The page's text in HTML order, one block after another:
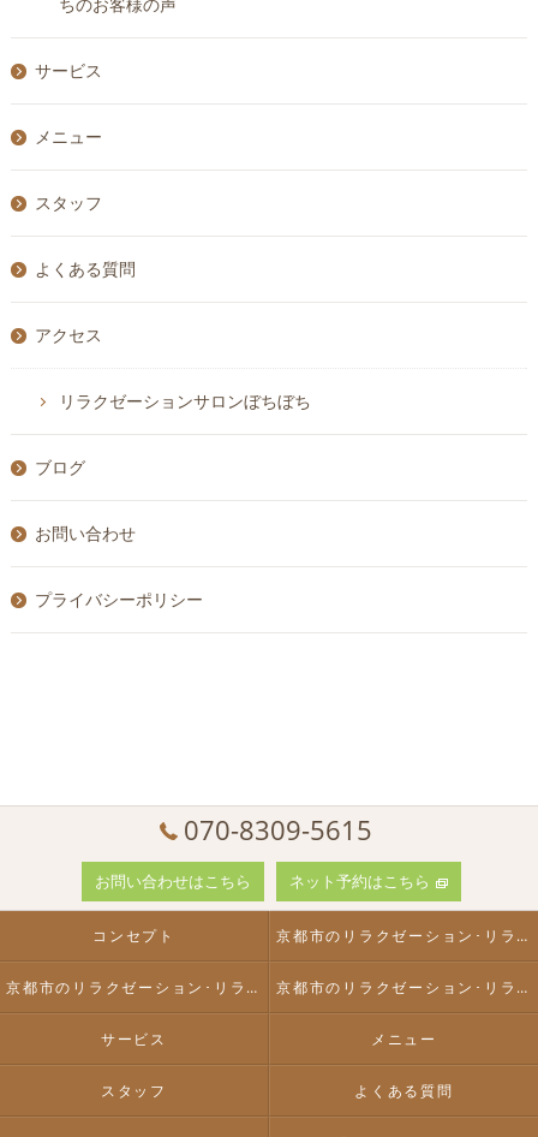
サービス
メニュー
スタッフ
よくある質問
アクセス
リラクゼーションサロンぼちぼち
ブログ
お問い合わせ
プライバシーポリシー
070-8309-5615
お問い合わせはこちら ネット予約はこちら
コンセプト 京都市のリラクゼーション･リラクゼーションサロンぼちぼちの口コミ情報
京都市のリラクゼーション･リラクゼーションサロンぼちぼちの評判 京都市のリラクゼーション･リラクゼーションサロンぼちぼちのお客様の声
サービス メニュー
スタッフ よくある質問